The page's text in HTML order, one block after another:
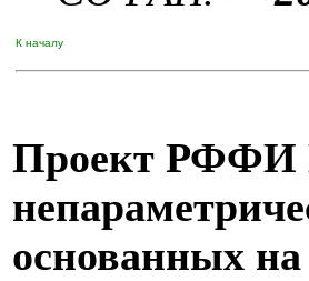
К началу
Проект
основанных на